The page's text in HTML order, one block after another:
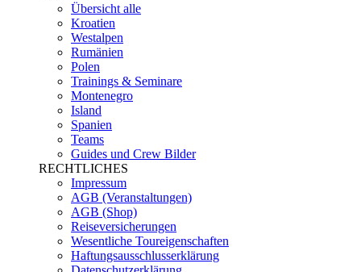
Übersicht alle
Kroatien
Westalpen
Rumänien
Polen
Trainings & Seminare
Montenegro
Island
Spanien
Teams
Guides und Crew Bilder
RECHTLICHES
Impressum
AGB (Veranstaltungen)
AGB (Shop)
Reiseversicherungen
Wesentliche Toureigenschaften
Haftungsausschlusserklärung